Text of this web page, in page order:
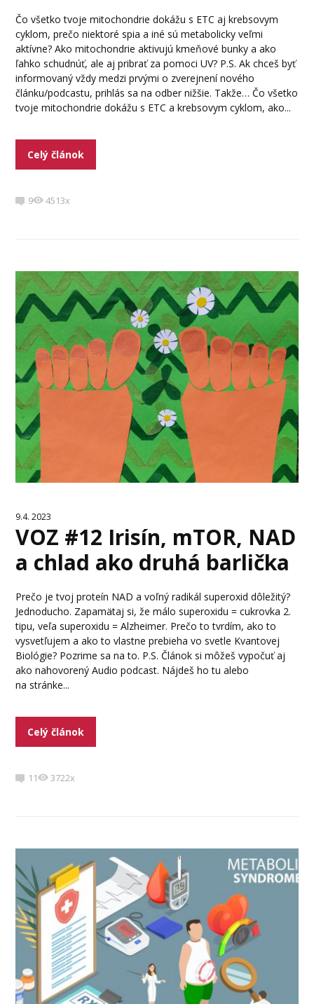
Čo všetko tvoje mitochondrie dokážu s ETC aj krebsovym
cyklom, prečo niektoré spia a iné sú metabolicky veľmi
aktívne? Ako mitochondrie aktivujú kmeňové bunky a ako
ľahko schudnúť, ale aj pribrať za pomoci UV? P.S. Ak chceš byť
informovaný vždy medzi prvými o zverejnení nového
článku/podcastu, prihlás sa na odber nižšie. Takže… Čo všetko
tvoje mitochondrie dokážu s ETC a krebsovym cyklom, ako...
Celý článok
9 4513x
9.4. 2023
VOZ #12 Irisín, mTOR, NAD
a chlad ako druhá barlička
Prečo je tvoj proteín NAD a voľný radikál superoxid dôležitý?
Jednoducho. Zapamätaj si, že málo superoxidu = cukrovka 2.
tipu, veľa superoxidu = Alzheimer. Prečo to tvrdím, ako to
vysvetľujem a ako to vlastne prebieha vo svetle Kvantovej
Biológie? Pozrime sa na to. P.S. Článok si môžeš vypočuť aj
ako nahovorený Audio podcast. Nájdeš ho tu alebo
na stránke...
Celý článok
11 3722x